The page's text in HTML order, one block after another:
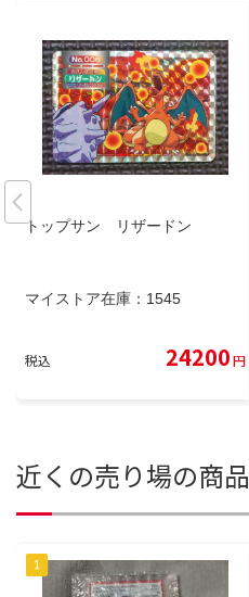
トップサン リザードン
マイストア在庫： 1545
税込 24200円
近くの売り場の商品